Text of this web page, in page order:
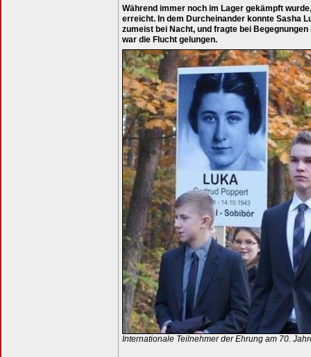
Während immer noch im Lager gekämpft
erreicht. In dem Durcheinander konnte Sasha
zumeist bei Nacht, und fragte bei
war die Flucht gelungen.
Internationale Teilnehmer der Ehrung am 70.